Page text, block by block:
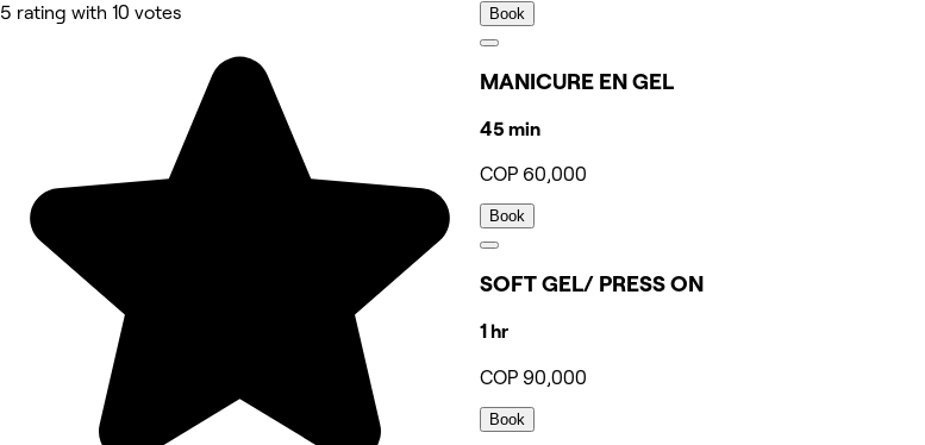
5 rating with 10 votes
Book
MANICURE EN GEL
45 min
COP 60,000
Book
SOFT GEL/ PRESS ON
1 hr
COP 90,000
Book